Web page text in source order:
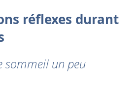
réflexes durant
sommeil un peu